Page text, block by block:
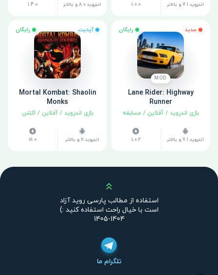
اندروید 7.1 و بالاتر 1.0.0 اندروید 8.0 و بالاتر 1.4.0
جدید رایگان
MOD
Lane Rider: Highway
Runner
بازی اندروید /آفلاین / مسابقه
اندروید 7.1 و بالاتر 1.0.2
آپدیت رایگان
Mortal Kombat: Shaolin
Monks
بازی اندروید /آفلاین / اکشن
اندروید 11 و بالاتر v1.0
بالا
استفاده از مطالب پارسی روید آزاد
است با خیال راحت استفاده کنید :)
1404-1405
تلگرام ما